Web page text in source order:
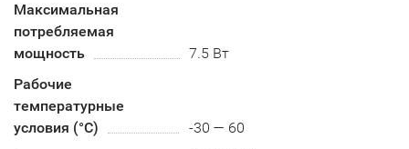
Максимальная
потребляемая
мощность
7.5 Вт
Рабочие
температурные
условия (°С)
-30 — 60